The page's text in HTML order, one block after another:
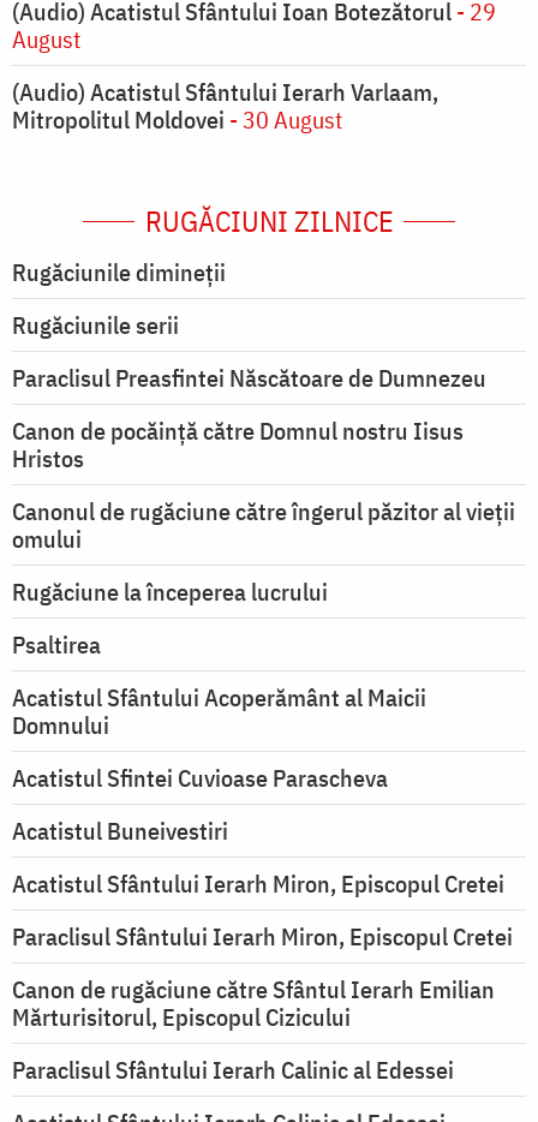
(Audio) Acatistul Sfântului Ioan Botezătorul- 29
August
(Audio) Acatistul Sfântului Ierarh Varlaam,
Mitropolitul Moldovei - 30 August
RUGĂCIUNI ZILNICE
Rugăciunile dimineții
Rugăciunile serii
Paraclisul Preasfintei Născătoare de Dumnezeu
Canon de pocăință către Domnul nostru Iisus
Hristos
Canonul de rugăciune către îngerul păzitor al vieții
omului
Rugăciune la începerea lucrului
Psaltirea
Acatistul Sfântului Acoperământ al Maicii
Domnului
Acatistul Sfintei Cuvioase Parascheva
Acatistul Buneivestiri
Acatistul Sfântului Ierarh Miron, Episcopul Cretei
Paraclisul Sfântului Ierarh Miron, Episcopul Cretei
Canon de rugăciune către Sfântul Ierarh Emilian
Mărturisitorul, Episcopul Cizicului
Paraclisul Sfântului Ierarh Calinic al Edessei